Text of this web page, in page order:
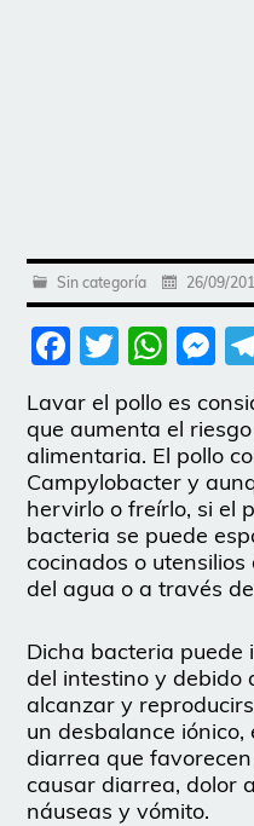
Sin categoría 26/09/
Facebook
Twitter
Lavar el pollo es
que aumenta el
alimentaria. El pollo
Campylobacter y
hervirlo o freírlo, si el
bacteria se puede
cocinados o
del agua o a través
Dicha bacteria puede
del intestino y debido
alcanzar y
un desbalance iónico,
diarrea que
causar diarrea, dolor
náuseas y vómito.